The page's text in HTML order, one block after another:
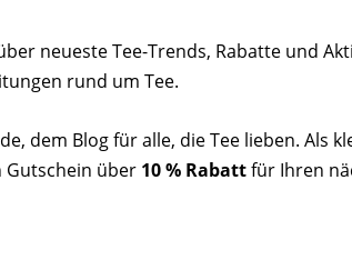
neueste Tee-Trends, Rabatte und
rund um Tee.
dem Blog für alle, die Tee lieben. Als
Gutschein über 10 % Rabattfür Ihren